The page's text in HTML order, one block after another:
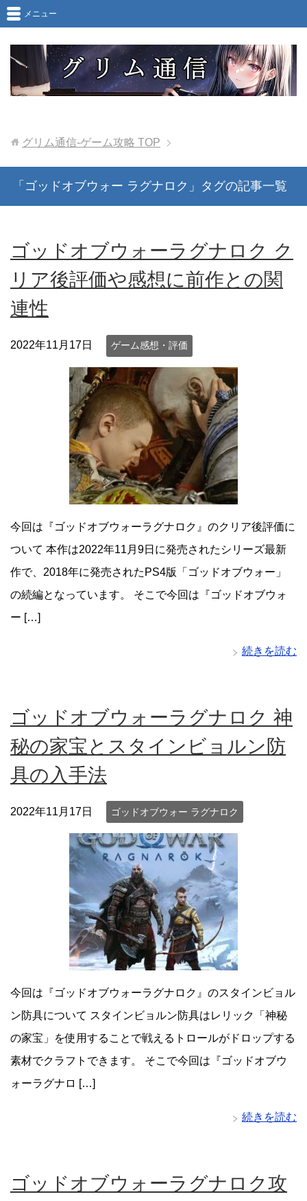
メニュー
グリム通信-ゲーム攻略 TOP
「ゴッドオブウォー ラグナロク」タグの記事一覧
ゴッドオブウォーラグナロク ク
リア後評価や感想に前作との関
連性
2022年11月17日 ゲーム感想・評価
今回は『ゴッドオブウォーラグナロク』のクリア後評価に
ついて 本作は2022年11月9日に発売されたシリーズ最新
作で、2018年に発売されたPS4版「ゴッドオブウォー」
の続編となっています。 そこで今回は『ゴッドオブウォ
ー […]
続きを読む
ゴッドオブウォーラグナロク 神
秘の家宝とスタインビョルン防
具の入手法
2022年11月17日 ゴッドオブウォー ラグナロク
今回は『ゴッドオブウォーラグナロク』のスタインビョル
ン防具について スタインビョルン防具はレリック「神秘
の家宝」を使用することで戦えるトロールがドロップする
素材でクラフトできます。 そこで今回は『ゴッドオブウ
ォーラグナロ […]
続きを読む
ゴッドオブウォーラグナロク攻